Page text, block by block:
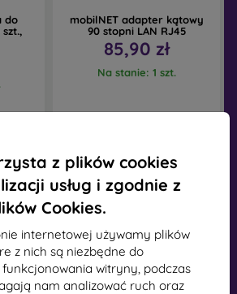
z plików cookies
usług i zgodnie z
Cookies.
internetowej używamy plików
z nich są niezbędne do
funkcjonowania witryny, podczas
nam analizować ruch oraz
do
mobilNET adapter kątowy
90 stopni LAN RJ45
85,90 zł
Na stanie: 1 szt.